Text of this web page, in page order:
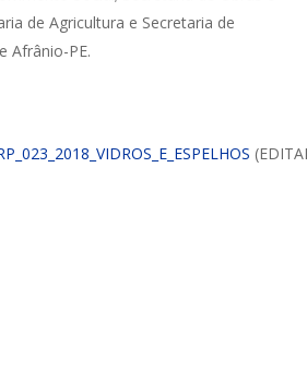
de Agricultura e Secretaria de
Afrânio-PE.